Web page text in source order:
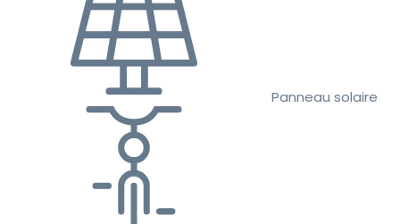
Panneau solaire